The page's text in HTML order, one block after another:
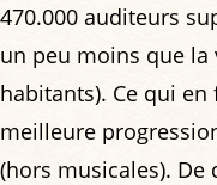
470.000 auditeurs
un peu moins que la
habitants). Ce qui
meilleure
(hors musicales). De